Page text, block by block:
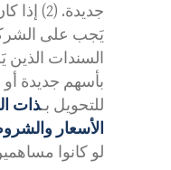
جديدة. (2) إذا كان التحويل
يَجب على
السندات الذين
بأسهم جديدة
للتحويل بـذات
الأسعار
لو كانوا